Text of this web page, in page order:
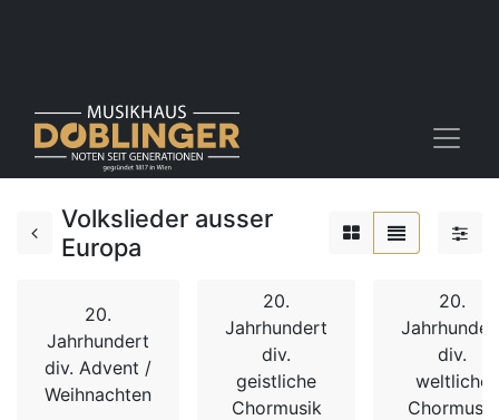
Volkslieder ausser
Europa
20.
Jahrhundert
div. Advent /
Weihnachten
20.
Jahrhundert
div.
geistliche
Chormusik
20.
div.
weltliche
Chormusik